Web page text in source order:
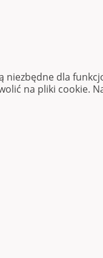
dla
na pliki